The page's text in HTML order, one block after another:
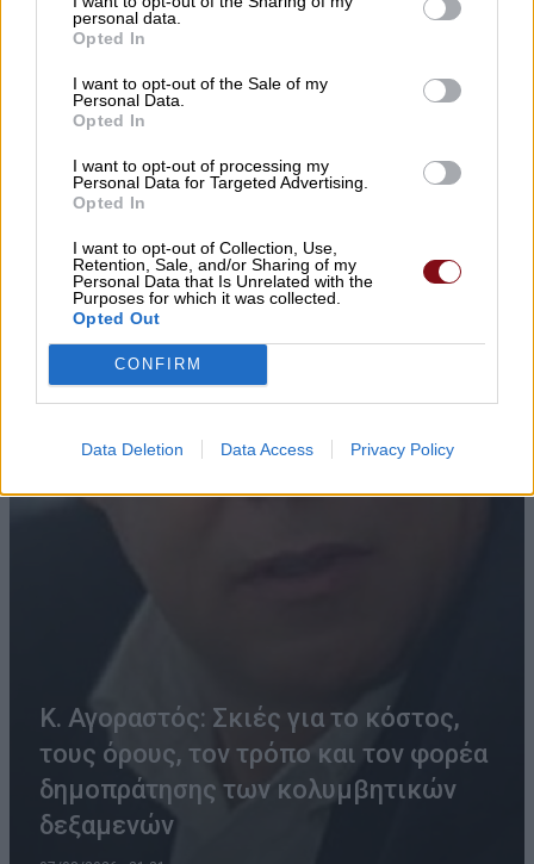
personal data.
Opted In
I want to opt-out of the Sale of my
Personal Data.
Opted In
I want to opt-out of processing my
Personal Data for Targeted Advertising.
Opted In
I want to opt-out of Collection, Use,
Retention, Sale, and/or Sharing of my
Personal Data that Is Unrelated with the
Purposes for which it was collected.
Opted Out
CONFIRM
Data Deletion Data Access Privacy Policy
Κ. Αγοραστός: Σκιές για το κόστος,
τους όρους, τον τρόπο και τον φορέα
δημοπράτησης των κολυμβητικών
δεξαμενών